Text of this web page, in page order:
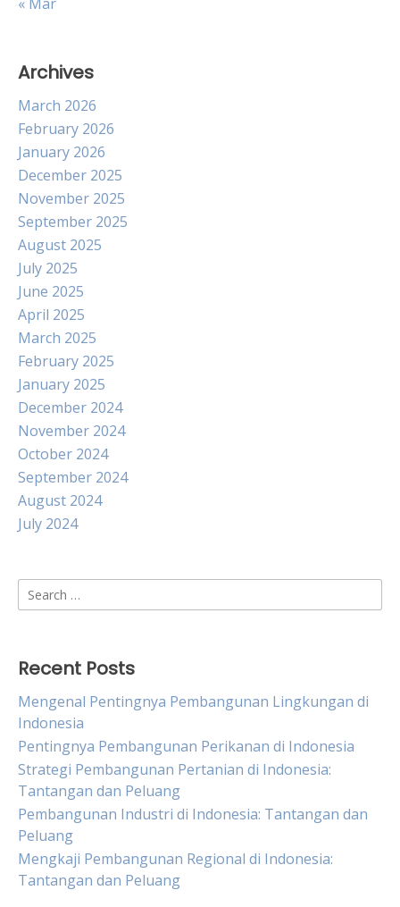
Archives
March 2026
February 2026
January 2026
December 2025
November 2025
September 2025
August 2025
July 2025
June 2025
April 2025
March 2025
February 2025
January 2025
December 2024
November 2024
October 2024
September 2024
August 2024
July 2024
Search
for:
Recent Posts
Mengenal Pentingnya Pembangunan Lingkungan di
Indonesia
Pentingnya Pembangunan Perikanan di Indonesia
Strategi Pembangunan Pertanian di Indonesia:
Tantangan dan Peluang
Pembangunan Industri di Indonesia: Tantangan dan
Peluang
Mengkaji Pembangunan Regional di Indonesia:
Tantangan dan Peluang